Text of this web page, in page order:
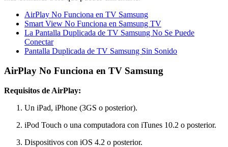
AirPlay No Funciona en TV Samsung
Smart View No Funciona en Samsung TV
La Pantalla Duplicada de TV Samsung No Se Puede
Conectar
Pantalla Duplicada de TV Samsung Sin Sonido
AirPlay No Funciona en TV Samsung
Requisitos de AirPlay:
Un iPad, iPhone (3GS o posterior).
iPod Touch o una computadora con iTunes 10.2 o posterior.
Dispositivos con iOS 4.2 o posterior.